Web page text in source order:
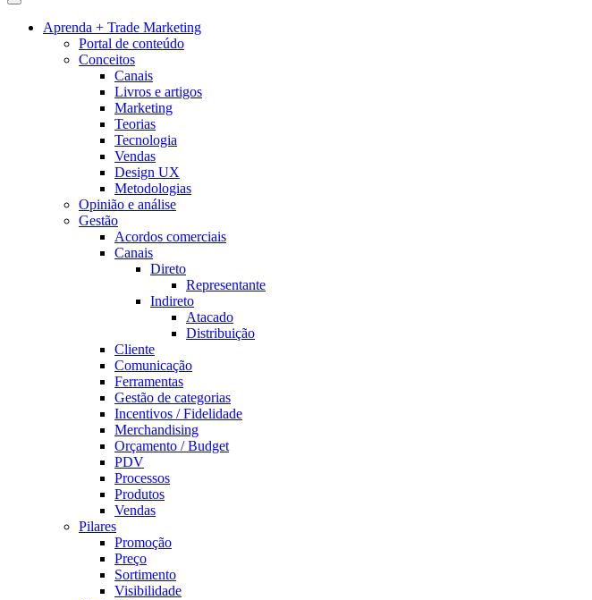
Aprenda + Trade Marketing
Portal de conteúdo
Conceitos
Canais
Livros e artigos
Marketing
Teorias
Tecnologia
Vendas
Design UX
Metodologias
Opinião e análise
Gestão
Acordos comerciais
Canais
Direto
Representante
Indireto
Atacado
Distribuição
Cliente
Comunicação
Ferramentas
Gestão de categorias
Incentivos / Fidelidade
Merchandising
Orçamento / Budget
PDV
Processos
Produtos
Vendas
Pilares
Promoção
Preço
Sortimento
Visibilidade